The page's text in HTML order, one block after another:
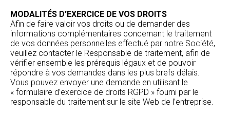
MODALITÉS D’EXERCICE DE VOS DROITS
Afin de faire valoir vos droits ou de demander des
informations complémentaires concernant le traitement
de vos données personnelles effectué par notre Société,
veuillez contacter le Responsable de traitement, afin de
vérifier ensemble les prérequis légaux et de pouvoir
répondre à vos demandes dans les plus brefs délais.
Vous pouvez envoyer une demande en utilisant le
« formulaire d’exercice de droits RGPD » fourni par le
responsable du traitement sur le site Web de l’entreprise.